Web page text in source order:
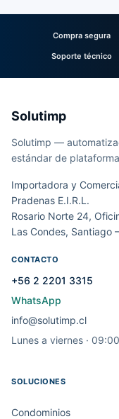
Compra segura
Soporte técnico
Solutimp
Solutimp —
estándar de
Importadora y
Pradenas E.I.R.L.
Rosario Norte 24,
Las Condes, Santiago
CONTACTO
+56 2 2201 3315
WhatsApp
info@solutimp.cl
Lunes a viernes ·
SOLUCIONES
Condominios